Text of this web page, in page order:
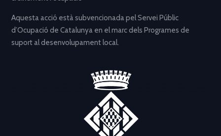
Aquesta acció està subvencionada pel Servei Públic
d’Ocupació de Catalunya en el marc dels Programes de
suport al desenvolupament local.